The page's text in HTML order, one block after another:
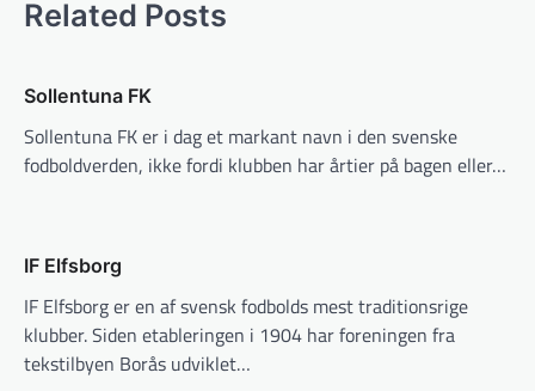
Related Posts
Sollentuna FK
Sollentuna FK er i dag et markant navn i den svenske
fodboldverden, ikke fordi klubben har årtier på bagen eller…
IF Elfsborg
IF Elfsborg er en af svensk fodbolds mest traditionsrige
klubber. Siden etableringen i 1904 har foreningen fra
tekstilbyen Borås udviklet…